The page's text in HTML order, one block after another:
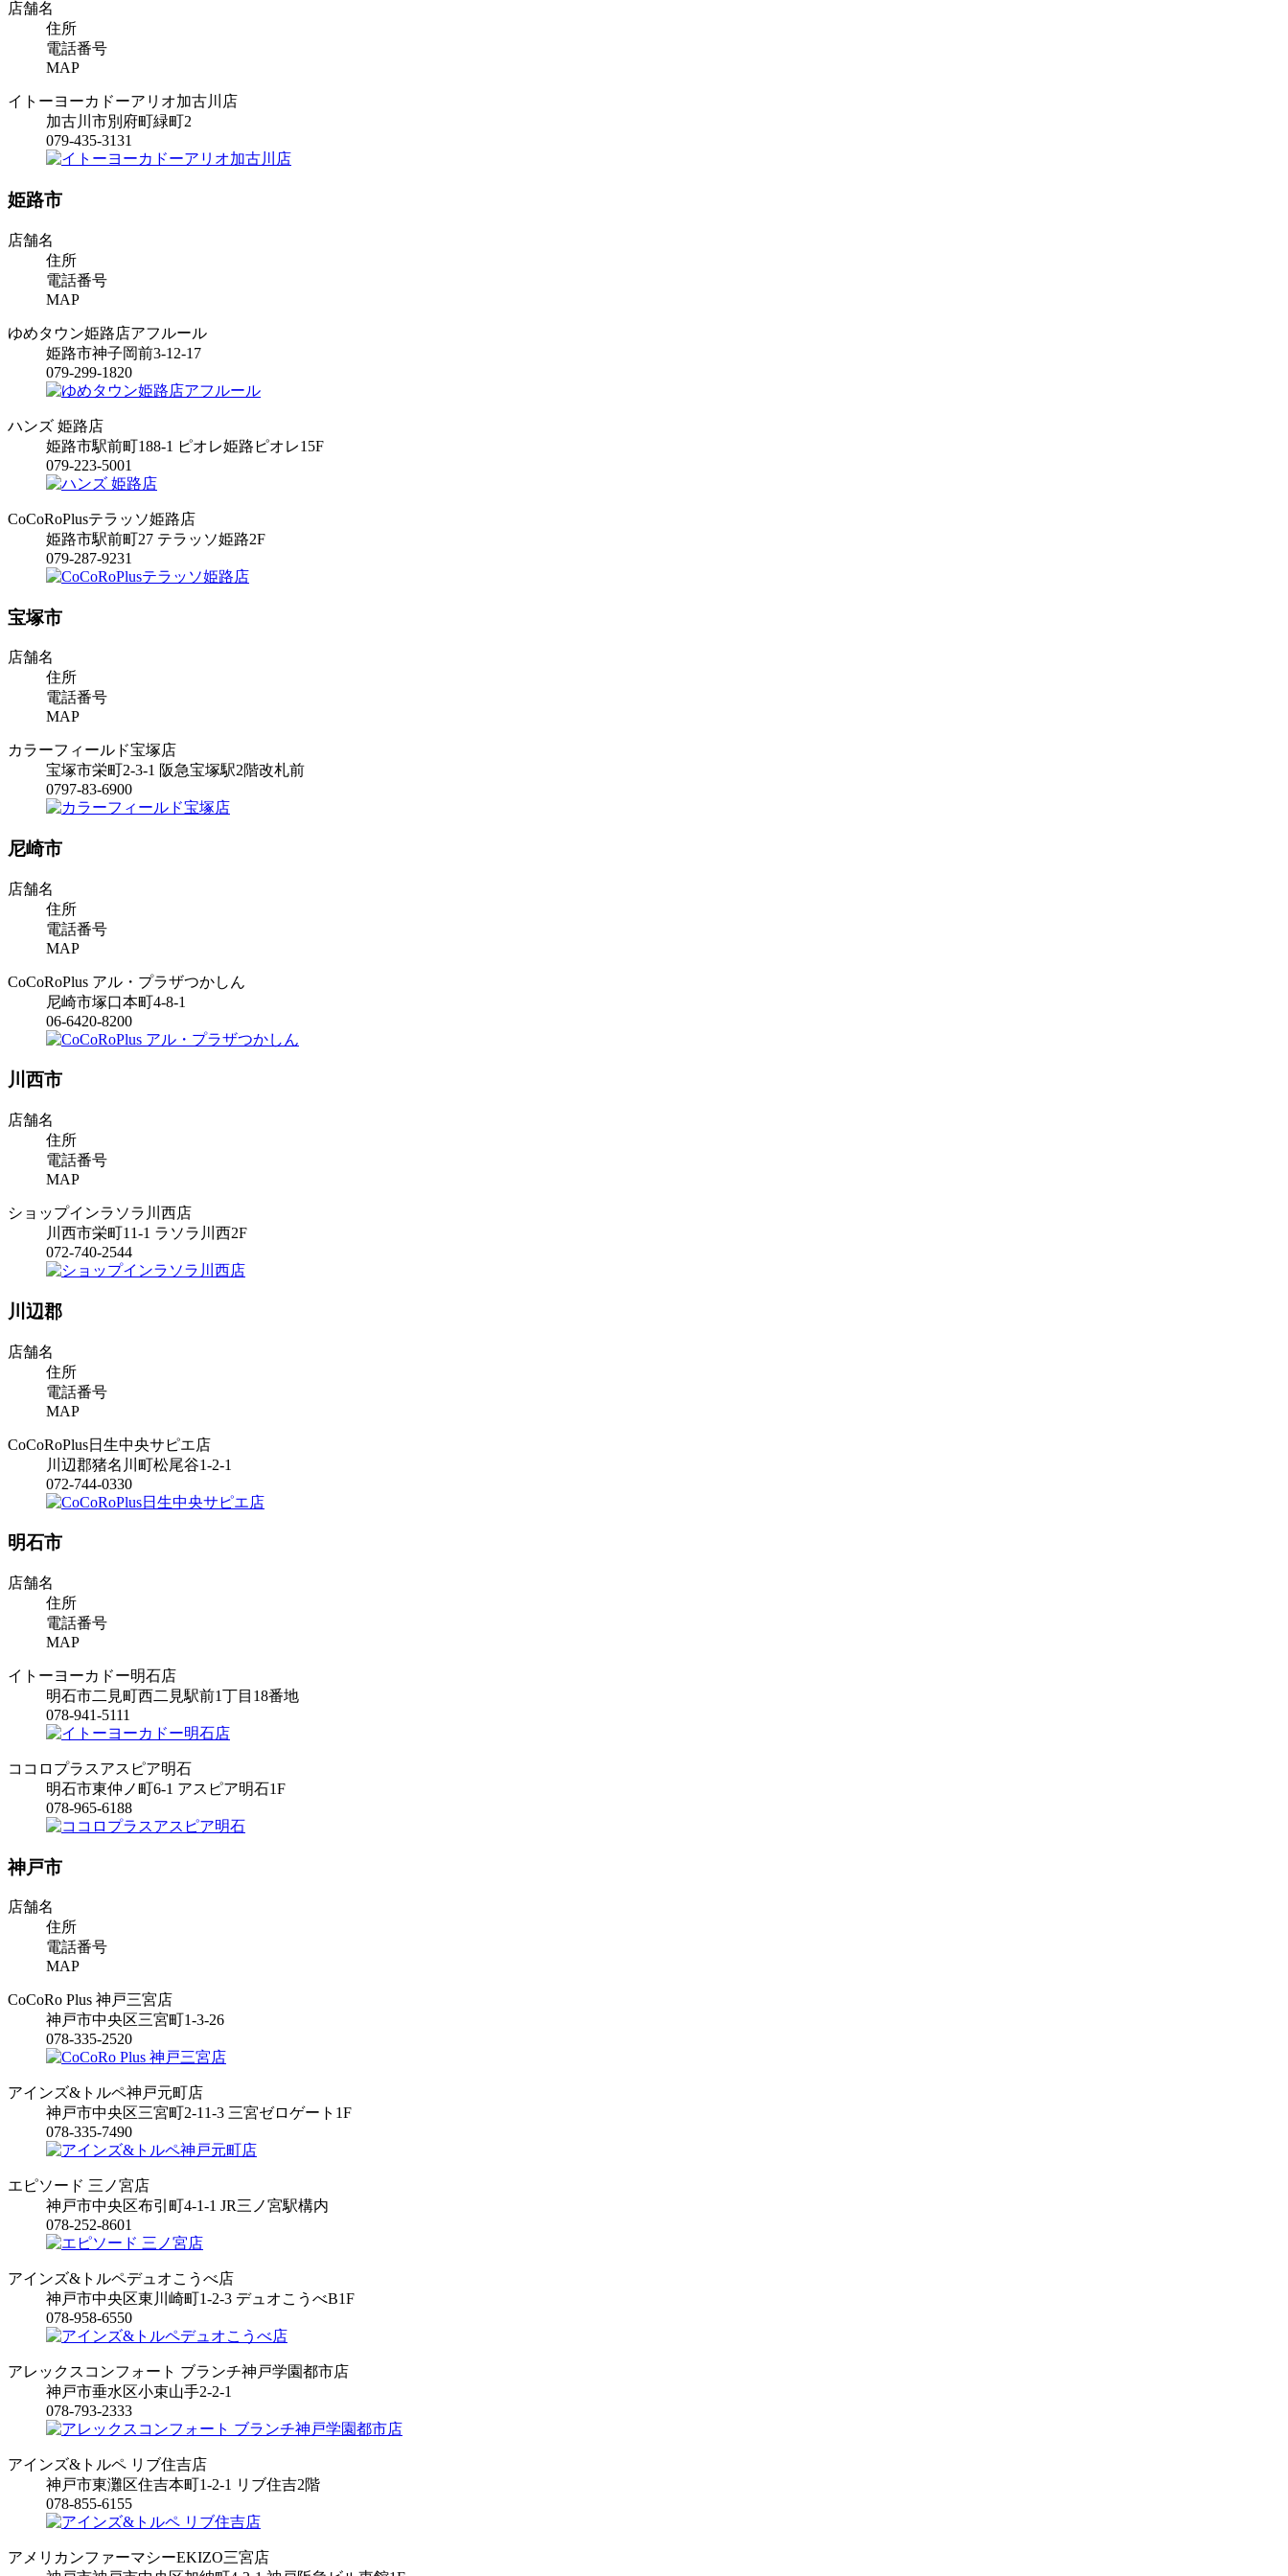
店舗名
住所
電話番号
MAP
イトーヨーカドーアリオ加古川店
加古川市別府町緑町2
079-435-3131
姫路市
店舗名
住所
電話番号
MAP
ゆめタウン姫路店アフルール
姫路市神子岡前3-12-17
079-299-1820
ハンズ 姫路店
姫路市駅前町188-1 ピオレ姫路ピオレ15F
079-223-5001
CoCoRoPlusテラッソ姫路店
姫路市駅前町27 テラッソ姫路2F
079-287-9231
宝塚市
店舗名
住所
電話番号
MAP
カラーフィールド宝塚店
宝塚市栄町2-3-1 阪急宝塚駅2階改札前
0797-83-6900
尼崎市
店舗名
住所
電話番号
MAP
CoCoRoPlus アル・プラザつかしん
尼崎市塚口本町4-8-1
06-6420-8200
川西市
店舗名
住所
電話番号
MAP
ショップインラソラ川西店
川西市栄町11-1 ラソラ川西2F
072-740-2544
川辺郡
店舗名
住所
電話番号
MAP
CoCoRoPlus日生中央サピエ店
川辺郡猪名川町松尾谷1-2-1
072-744-0330
明石市
店舗名
住所
電話番号
MAP
イトーヨーカドー明石店
明石市二見町西二見駅前1丁目18番地
078-941-5111
ココロプラスアスピア明石
明石市東仲ノ町6-1 アスピア明石1F
078-965-6188
神戸市
店舗名
住所
電話番号
MAP
CoCoRo Plus 神戸三宮店
神戸市中央区三宮町1-3-26
078-335-2520
アインズ&トルペ神戸元町店
神戸市中央区三宮町2-11-3 三宮ゼロゲート1F
078-335-7490
エピソード 三ノ宮店
神戸市中央区布引町4-1-1 JR三ノ宮駅構内
078-252-8601
アインズ&トルペデュオこうべ店
神戸市中央区東川崎町1-2-3 デュオこうべB1F
078-958-6550
アレックスコンフォート ブランチ神戸学園都市店
神戸市垂水区小束山手2-2-1
078-793-2333
アインズ&トルペ リブ住吉店
神戸市東灘区住吉本町1-2-1 リブ住吉2階
078-855-6155
アメリカンファーマシーEKIZO三宮店